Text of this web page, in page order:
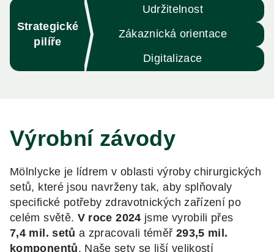
Strategické
pilíře
Udržitelnost
Zákaznická orientace
Digitalizace
Výrobní závody
Mölnlycke je lídrem v oblasti výroby chirurgických
setů, které jsou navrženy tak, aby splňovaly
specifické potřeby zdravotnických zařízení po
celém světě. V roce 2024 jsme vyrobili přes
7,4 mil. setů a zpracovali téměř 293,5 mil.
komponentů. Naše sety se liší velikostí